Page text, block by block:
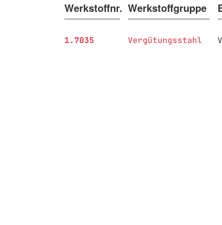
Werkstoffnr. Werkstoffgruppe
1.7035 Vergütungsstahl